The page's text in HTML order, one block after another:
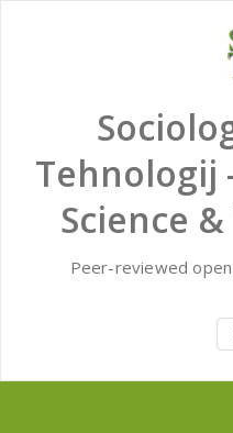
Tehnologij
Science
Peer-reviewed